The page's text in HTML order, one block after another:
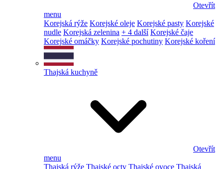
Otevřít
menu
Korejská rýže Korejské oleje Korejské pasty Korejské
nudle Korejská zelenina + 4 další Korejské čaje
Korejské omáčky Korejské pochutiny Korejské koření
Thajská kuchyně
Otevřít
menu
Thajská rýže Thajské octy Thajské ovoce Thajská